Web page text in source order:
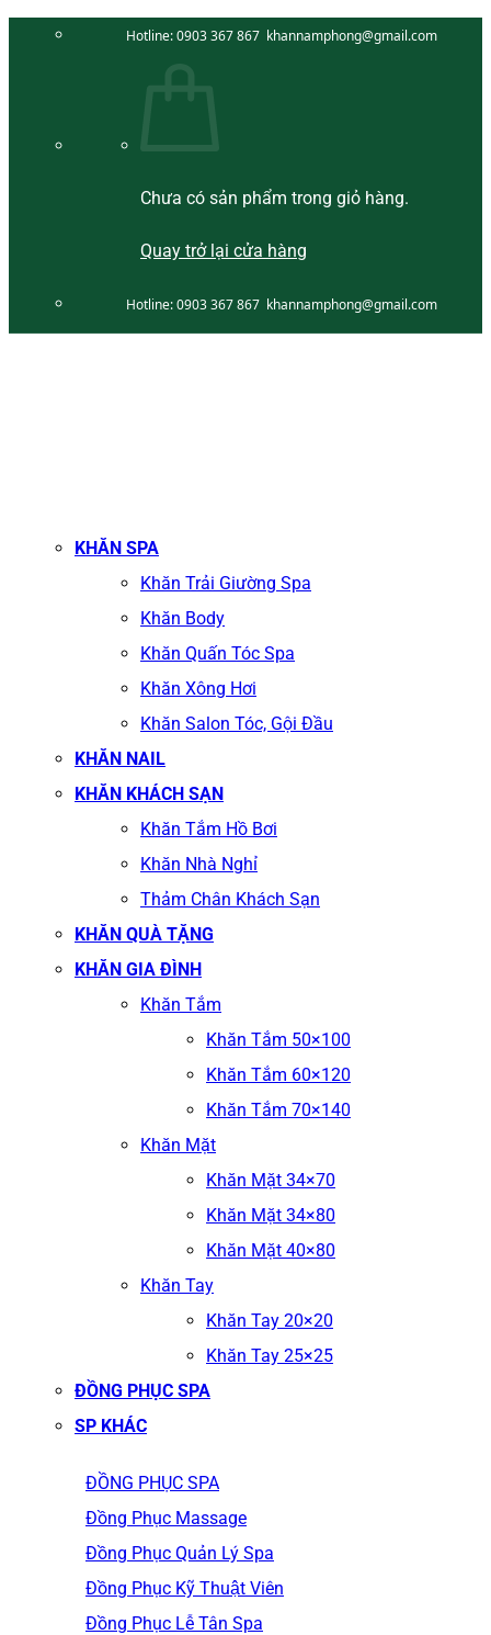
Hotline:0903 367 867 khannamphong@gmail.com
Chưa có sản phẩm trong giỏ hàng.
Quay trở lại cửa hàng
Hotline:0903 367 867 khannamphong@gmail.com
KHĂN SPA
Khăn Trải Giường Spa
Khăn Body
Khăn Quấn Tóc Spa
Khăn Xông Hơi
Khăn Salon Tóc, Gội Đầu
KHĂN NAIL
KHĂN KHÁCH SẠN
Khăn Tắm Hồ Bơi
Khăn Nhà Nghỉ
Thảm Chân Khách Sạn
KHĂN QUÀ TẶNG
KHĂN GIA ĐÌNH
Khăn Tắm
Khăn Tắm 50×100
Khăn Tắm 60×120
Khăn Tắm 70×140
Khăn Mặt
Khăn Mặt 34×70
Khăn Mặt 34×80
Khăn Mặt 40×80
Khăn Tay
Khăn Tay 20×20
Khăn Tay 25×25
ĐỒNG PHỤC SPA
SP KHÁC
ĐỒNG PHỤC SPA
Đồng Phục Massage
Đồng Phục Quản Lý Spa
Đồng Phục Kỹ Thuật Viên
Đồng Phục Lễ Tân Spa